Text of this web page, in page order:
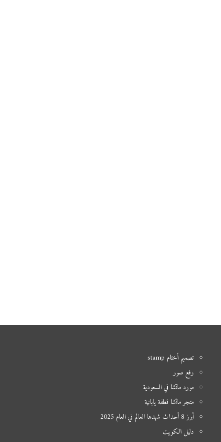
تصميم أختام stamp
رفع صور
مورد ماتشا في السعودية
متجر ماتشا قطفة يابانية
أبرز 8 أحداث شهدها العالم في العام 2025
دليل الكويت